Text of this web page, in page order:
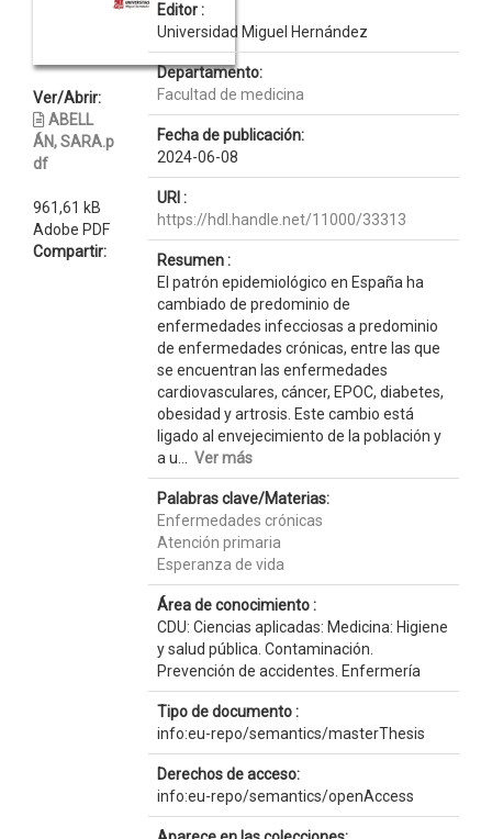
Ver/Abrir:
ABELL
ÁN, SARA.p
df
961,61 kB
Adobe PDF
Compartir:
Editor :
Universidad Miguel Hernández
Departamento:
Facultad de medicina
Fecha de publicación:
2024-06-08
URI :
https://hdl.handle.net/11000/33313
Resumen :
El patrón epidemiológico en España ha
cambiado de predominio de
enfermedades infecciosas a predominio
de enfermedades crónicas, entre las que
se encuentran las enfermedades
cardiovasculares, cáncer, EPOC, diabetes,
obesidad y artrosis. Este cambio está
ligado al envejecimiento de la población y
a u... Ver más
Palabras clave/Materias:
Enfermedades crónicas
Atención primaria
Esperanza de vida
Área de conocimiento :
CDU: Ciencias aplicadas: Medicina: Higiene
y salud pública. Contaminación.
Prevención de accidentes. Enfermería
Tipo de documento :
info:eu-repo/semantics/masterThesis
Derechos de acceso:
info:eu-repo/semantics/openAccess